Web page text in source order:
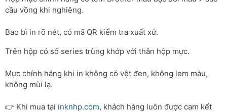
cầu vồng khi nghiêng.
Bao bì in rõ nét, có mã QR kiểm tra xuất xứ.
Trên hộp có số series trùng khớp với thân hộp mực.
Mực chính hãng khi in không có vệt đen, không lem màu,
không mùi lạ.
👉 Khi mua tại inknhp.com, khách hàng luôn được cam kết